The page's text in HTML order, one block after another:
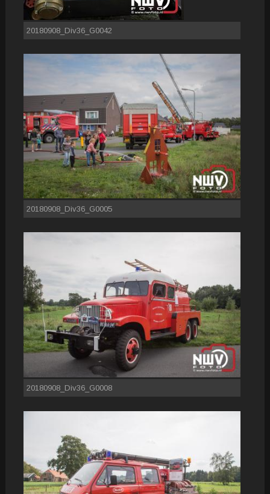
20180908_Div36_G0042
20180908_Div36_G0005
20180908_Div36_G0008